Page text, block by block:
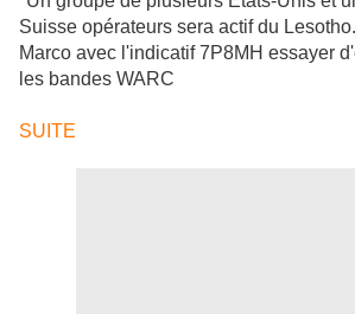
Suisse opérateurs sera actif du Lesotho.
Marco avec l'indicatif 7P8MH essayer
les bandes WARC
SUITE